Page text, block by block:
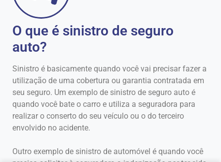
O que é sinistro de seguro
auto?
Sinistro é basicamente quando você vai precisar fazer a
utilização de uma cobertura ou garantia contratada em
seu seguro. Um exemplo de sinistro de seguro auto é
quando você bate o carro e utiliza a seguradora para
realizar o conserto do seu veículo ou o do terceiro
envolvido no acidente.
Outro exemplo de sinistro de automóvel é quando você